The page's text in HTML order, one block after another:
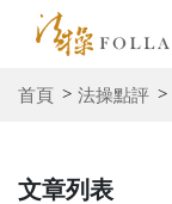
首頁 法操點評
文章列表